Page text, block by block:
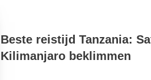
Beste reistijd Tanzania:
Kilimanjaro beklimmen